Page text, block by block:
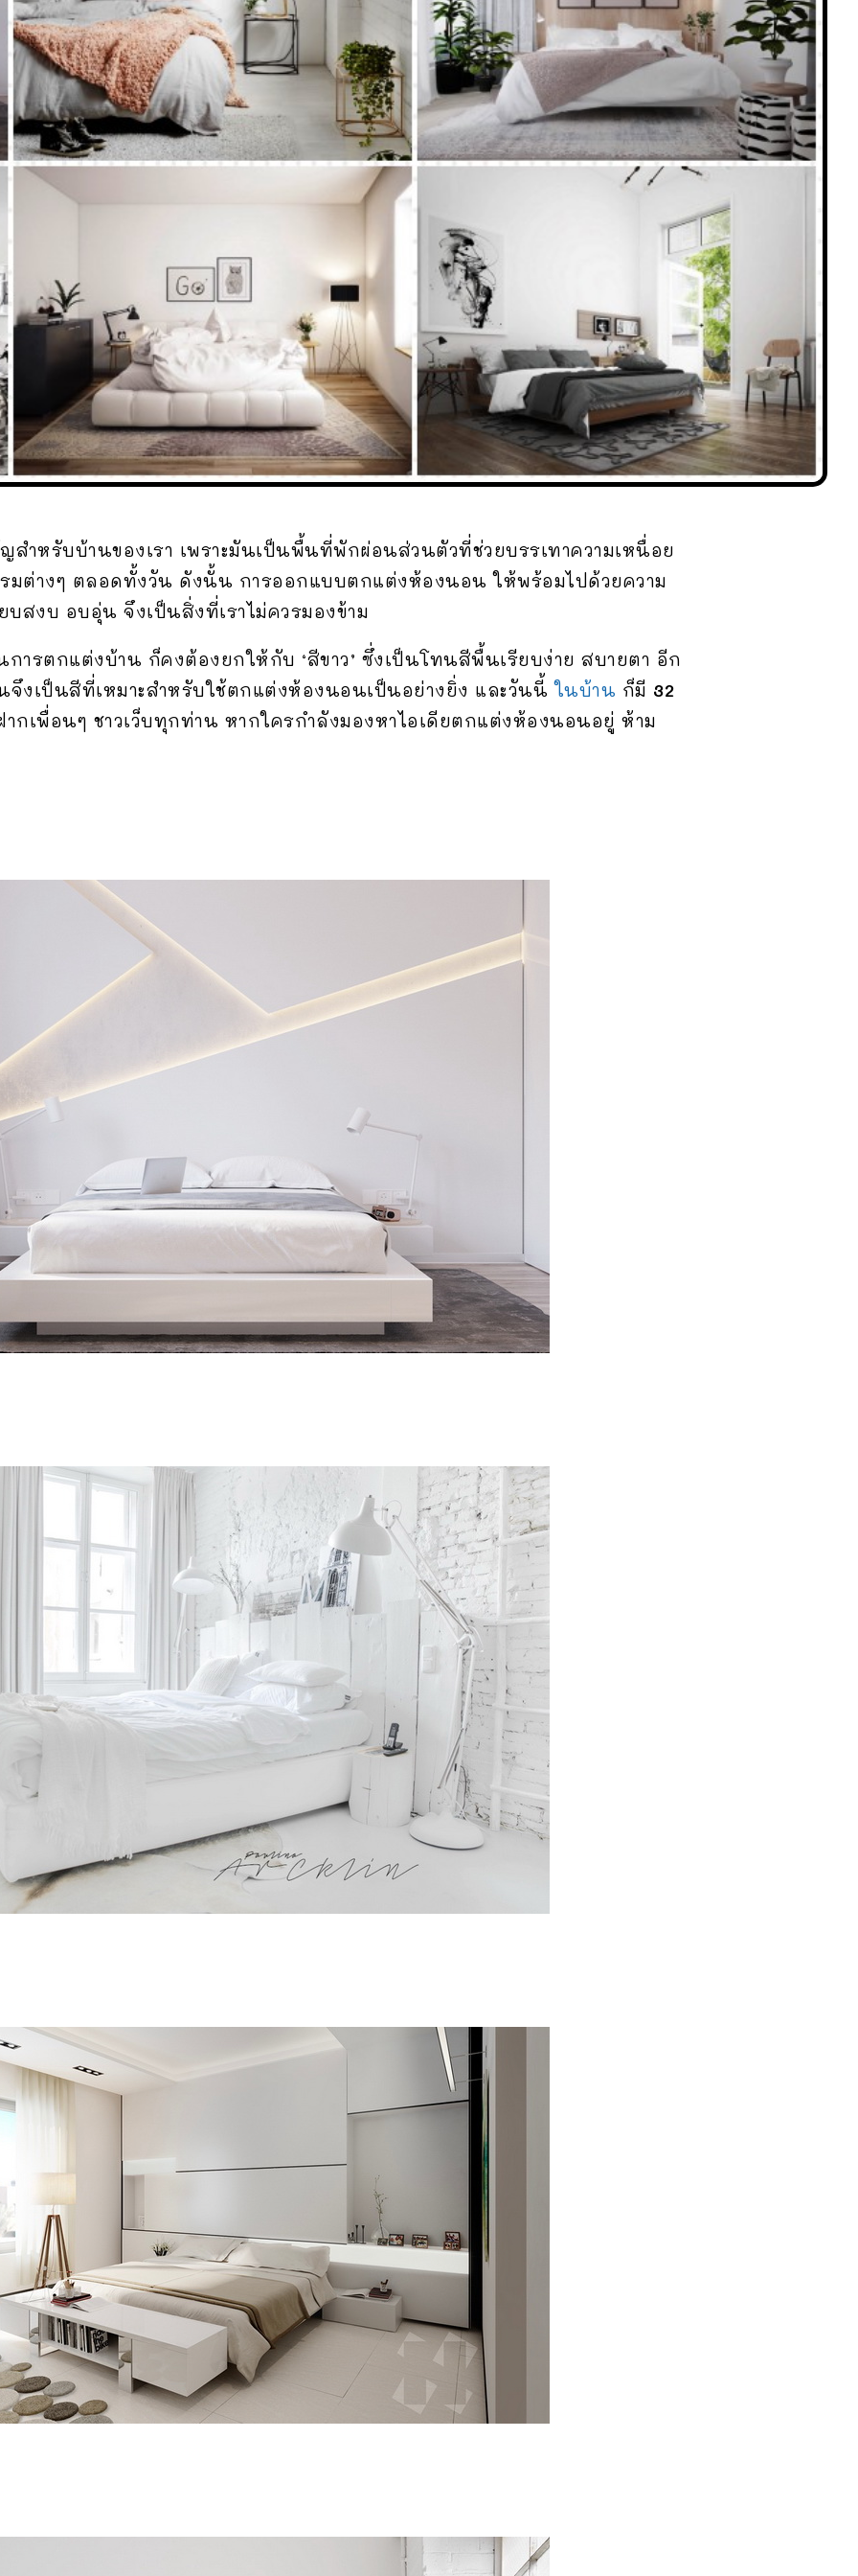
ำหรับบ้านของเรา เพราะมันเป็นพื้นที่พักผ่อนส่วนตัวที่ช่วยบรรเทาความเหนื่อย
มต่างๆ ตลอดทั้งวัน ดังนั้น การออกแบบตกแต่งห้องนอน ให้พร้อมไปด้วยความ
บสงบ อบอุ่น จึงเป็นสิ่งที่เราไม่ควรมองข้าม
รตกแต่งบ้าน ก็คงต้องยกให้กับ ‘สีขาว’ ซึ่งเป็นโทนสีพื้นเรียบง่าย สบายตา อีก
จึงเป็นสีที่เหมาะสำหรับใช้ตกแต่งห้องนอนเป็นอย่างยิ่ง และวันนี้ในบ้าน ก็มี 32
กเพื่อนๆ ชาวเว็บทุกท่าน หากใครกำลังมองหาไอเดียตกแต่งห้องนอนอยู่ ห้าม